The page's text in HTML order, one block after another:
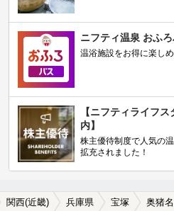
ニフティ温泉 おふ
温浴施設をお得に楽し
【ニフティライフ
内】
株主優待制度で人気の
拡充されました！
関西(近畿) 兵庫県 宝塚 奥猪